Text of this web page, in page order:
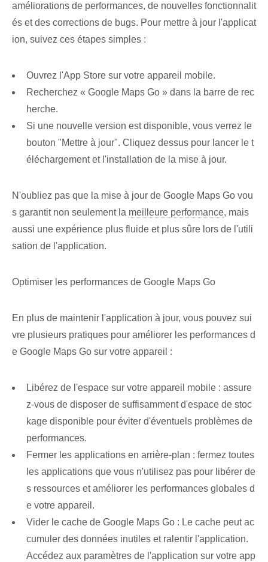
améliorations de performances, de nouvelles fonctionnalit
és et⁤ des corrections de bugs. Pour mettre à jour l'applicat
ion, suivez ces étapes simples :
Ouvrez l'App Store⁤ sur votre appareil mobile.
Recherchez « Google⁤ Maps Go » dans la barre de rec
herche.
Si une nouvelle version est disponible, vous verrez le
bouton "Mettre à jour". Cliquez dessus pour lancer le t
éléchargement et l'installation de la mise à jour.
N'oubliez pas que la mise à jour de Google‍ Maps Go vou
s garantit non seulement la meilleure performance, mais
aussi une expérience plus fluide et plus sûre lors de l'utili
sation de l'application.
Optimiser les performances de Google Maps Go
En plus de maintenir l'application à jour, vous pouvez sui
vre plusieurs pratiques pour améliorer les performances d
e Google Maps Go sur votre appareil :
Libérez de l'espace sur votre appareil mobile : assure
z-vous de disposer de suffisamment d'espace de stoc
kage disponible pour éviter d'éventuels problèmes de
performances.
Fermer les applications en arrière-plan : fermez toutes
les applications que vous n'utilisez pas pour libérer de
s ressources et améliorer les performances globales d
e votre appareil.
Vider le cache de Google Maps Go : Le cache peut ac
cumuler des données inutiles et ralentir l'application.
Accédez aux paramètres de l'application sur votre app